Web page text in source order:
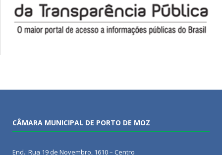
CÂMARA MUNICIPAL DE PORTO DE MOZ
End.: Rua 19 de Novembro, 1610 – Centro